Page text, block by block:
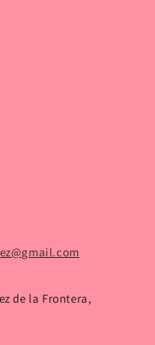
de la Frontera,